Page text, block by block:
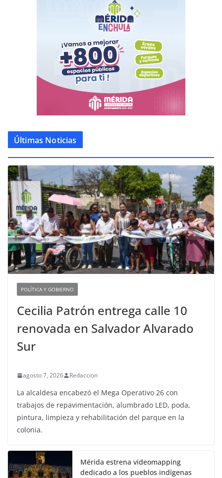
Últimas Noticias
POLÍTICA Y GOBIERNO
Cecilia Patrón entrega calle 10
renovada en Salvador Alvarado
Sur
agosto 7, 2026 Redaccion
La alcaldesa encabezó el Mega Operativo 26 con
trabajos de repavimentación, alumbrado LED, poda,
pintura, limpieza y rehabilitación del parque en la
colonia.
Mérida estrena videomapping
dedicado a los pueblos indígenas